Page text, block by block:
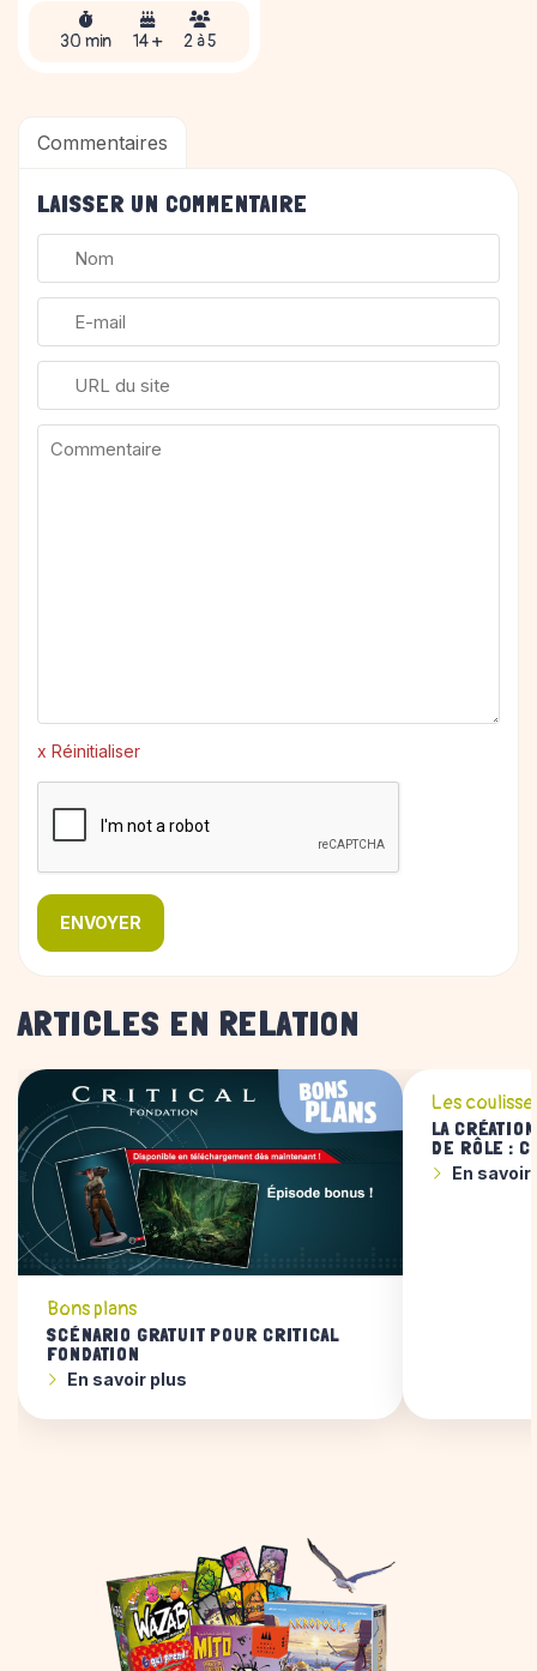
30 min 14 + 2 à 5
Commentaires
LAISSER UN COMMENTAIRE
x Réinitialiser
ENVOYER
ARTICLES EN RELATION
Bons plans
SCÉNARIO GRATUIT POUR CRITICAL
FONDATION
En savoir plus
Les
LA
DE RÔLE :
En savoir